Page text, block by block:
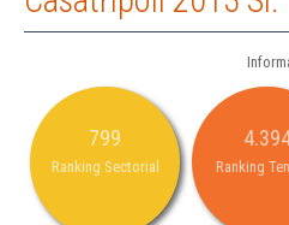
799
Ranking Sectorial Ranking